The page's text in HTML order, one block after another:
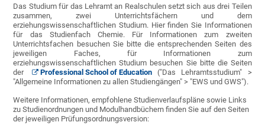
Das Studium für das Lehramt an Realschulen setzt sich aus drei Teilen
zusammen, zwei Unterrichtsfächern und dem
erziehungswissenschaftlichen Studium. Hier finden Sie Informationen
für das Studienfach Chemie. Für Informationen zum zweiten
Unterrichtsfachen besuchen Sie bitte die entsprechenden Seiten des
jeweiligen Faches, für Informationen zum
erziehungswissenschaftlichen Studium besuchen Sie bitte die Seiten
der
Professional School of Education ("Das Lehramtsstudium" >
"Allgemeine Informationen zu allen Studiengängen" > "EWS und GWS").
Weitere Informationen, empfohlene Studienverlaufspläne sowie Links
zu Studienordnungen und Modulhandbüchern finden Sie auf den Seiten
der jeweiligen Prüfungsordnungsversion: